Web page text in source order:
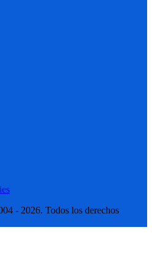
- 2026. Todos los derechos